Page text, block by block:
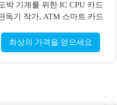
도박 기계를 위한 IC CPU 카드
독기 작가, ATM 스마트 카드
최상의 가격을 얻으세요